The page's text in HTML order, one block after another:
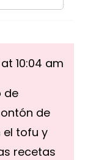
10:04 am
de
de
el tofu y
recetas